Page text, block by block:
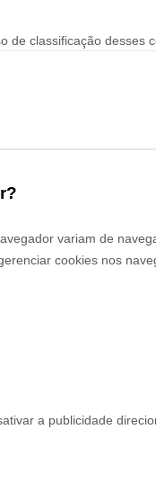
classificação desses
variam de
cookies nos
a publicidade